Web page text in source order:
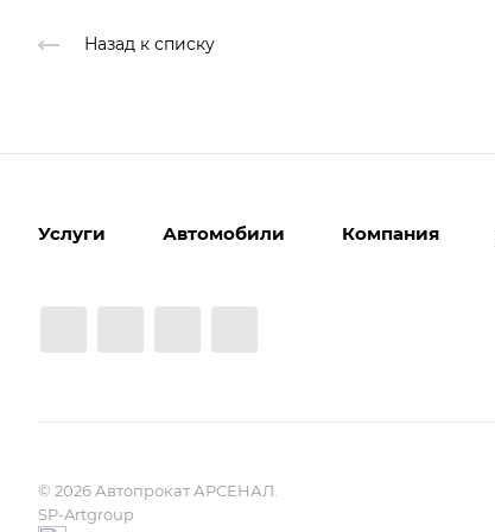
Назад к списку
Услуги Автомобили Компания
© 2026 Автопрокат АРСЕНАЛ.
SP-Artgroup